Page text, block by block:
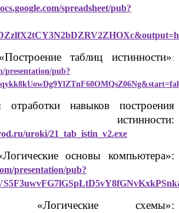
spreadsheet/pub?
таблиц истинности»:
presentation/pub?
отработки навыков построения
истинности:
uroki/21_tab_istin_v2.exe
основы компьютера»:
presentation/pub?
«Логические схемы»: